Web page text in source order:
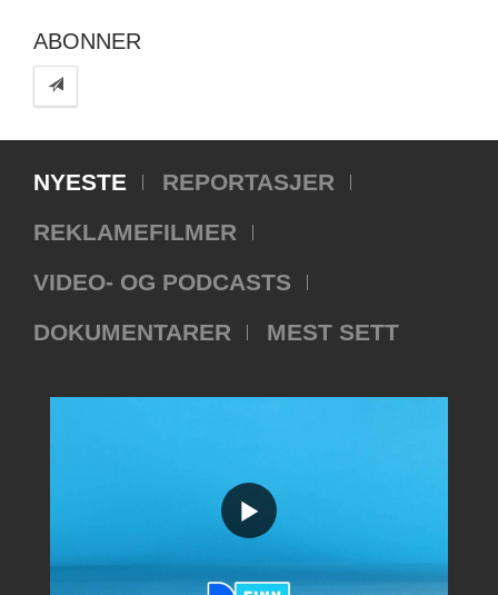
ABONNER
NYESTE
REPORTASJER
REKLAMEFILMER
VIDEO- OG PODCASTS
DOKUMENTARER
MEST SETT